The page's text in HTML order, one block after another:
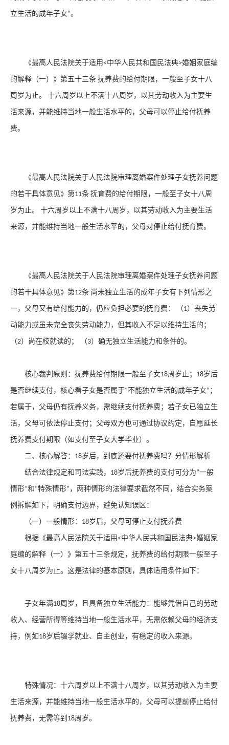
立生活的成年子女”。
《最高人民法院关于适用<中华人民共和国民法典>婚姻家庭编
的解释（一）》第五十三条 抚养费的给付期限，一般至子女十八
周岁为止。 十六周岁以上不满十八周岁，以其劳动收入为主要生
活来源，并能维持当地一般生活水平的，父母可以停止给付抚养
费。
《最高人民法院关于人民法院审理离婚案件处理子女抚养问题
的若干具体意见》第11条 抚育费的给付期限，一般至子女十八周
岁为止。 十六周岁以上不满十八周岁，以其劳动收入为主要生活
来源，并能维持当地一般生活水平的，父母对停止给付抚育费。
《最高人民法院关于人民法院审理离婚案件处理子女抚养问题
的若干具体意见》第12条 尚未独立生活的成年子女有下列情形之
一，父母又有给付能力的，仍应负担必要的抚育费： （1）丧失劳
动能力或虽未完全丧失劳动能力，但其收入不足以维持生活的；
（2）尚在校就读的； （3）确无独立生活能力和条件的。
核心裁判原则 ：抚养费给付期限一般至子女18周岁止； 18岁后
是否继续支付，核心看子女是否属于“不能独立生活的成年子女” ；
若属于，父母仍有抚养义务，需继续支付抚养费；若子女已独立生
活，父母可依法停止支付；父母双方也可通过协议约定，自愿延长
抚养费支付期限（如支付至子女大学毕业）。
二、核心解答： 18岁后，到底还要付抚养费吗？分情形解析
结合法律规定和司法实践， 18岁后抚养费的支付可分为“一般
情形”和 “特殊情形” ，两种情形的法律要求截然不同，结合实务案
例拆解如下，明确支付边界，避免认知误区：
（一）一般情形： 18岁后，父母可停止支付抚养费
根据《最高人民法院关于适用<中华人民共和国民法典>婚姻家
庭编的解释（一）》第五十三条规定，抚养费的给付期限一般至子
女十八周岁为止。这是法律的基本原则，具体适用条件如下：
子女年满18周岁，且具备独立生活能力：能够凭借自己的劳动
收入、经营所得等维持当地一般生活水平，无需依赖父母的经济支
持，例如 18岁后辍学就业、自主创业，有稳定的收入来源。
特殊情况：十六周岁以上不满十八周岁，以其劳动收入为主要
生活来源，并能维持当地一般生活水平的，父母可以提前停止给付
抚养费，无需等到 18周岁。